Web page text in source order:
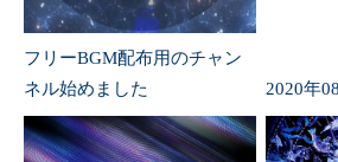
フリーBGM配布用のチャン
ネル始めました
2020年